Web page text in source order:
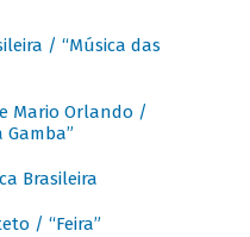
/ “Música das
Mario Orlando /
Brasileira
/ “Feira”